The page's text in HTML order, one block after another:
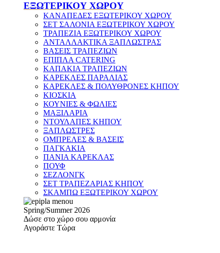
ΕΞΩΤΕΡΙΚΟΥ ΧΩΡΟΥ
ΚΑΝΑΠΕΔΕΣ ΕΞΩΤΕΡΙΚΟΥ ΧΩΡΟΥ
ΣΕΤ ΣΑΛΟΝΙΑ ΕΞΩΤΕΡΙΚΟΥ ΧΩΡΟΥ
ΤΡΑΠΕΖΙΑ ΕΞΩΤΕΡΙΚΟΥ ΧΩΡΟΥ
ΑΝΤΑΛΛΑΚΤΙΚΑ ΞΑΠΛΩΣΤΡΑΣ
ΒΑΣΕΙΣ ΤΡΑΠΕΖΙΩΝ
ΕΠΙΠΛΑ CATERING
ΚΑΠΑΚΙΑ ΤΡΑΠΕΖΙΩΝ
ΚΑΡΕΚΛΕΣ ΠΑΡΑΛΙΑΣ
ΚΑΡΕΚΛΕΣ & ΠΟΛΥΘΡΟΝΕΣ ΚΗΠΟΥ
ΚΙΟΣΚΙΑ
ΚΟΥΝΙΕΣ & ΦΩΛΙΕΣ
ΜΑΞΙΛΑΡΙΑ
ΝΤΟΥΛΑΠΕΣ ΚΗΠΟΥ
ΞΑΠΛΩΣΤΡΕΣ
ΟΜΠΡΕΛΕΣ & ΒΑΣΕΙΣ
ΠΑΓΚΑΚΙΑ
ΠΑΝΙΑ ΚΑΡΕΚΛΑΣ
ΠΟΥΦ
ΣΕΖΛΟΝΓΚ
ΣΕΤ ΤΡΑΠΕΖΑΡΙΑΣ ΚΗΠΟΥ
ΣΚΑΜΠΩ ΕΞΩΤΕΡΙΚΟΥ ΧΩΡΟΥ
Spring/Summer 2026
Δώσε στο χώρο σου αρμονία
Αγοράστε Τώρα